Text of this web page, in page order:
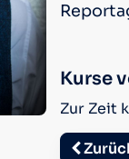
Kurse
Zur Zeit